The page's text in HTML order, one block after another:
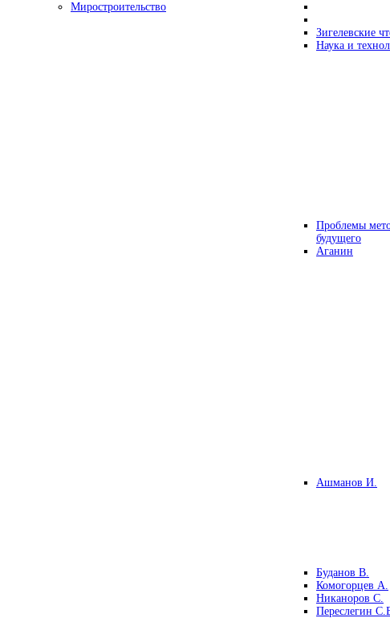
Миростроительство
Зигелевские
Наука и
Проблемы
будущего
Аганин
Ашманов И.
Буданов В.
Комогорцев А.
Никаноров С.
Переслегин